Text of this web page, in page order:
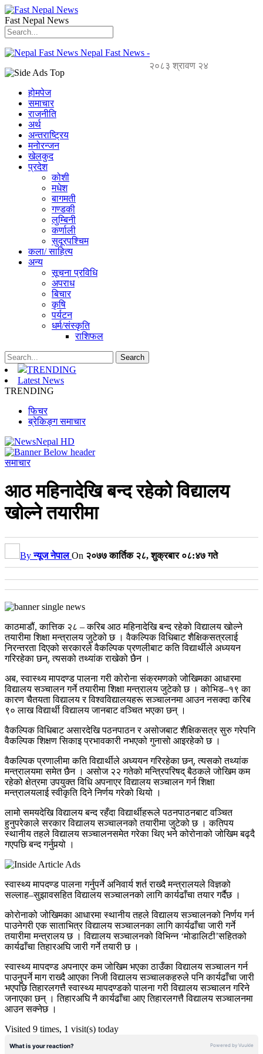
Fast Nepal News
Nepal Fast News -
२०८३ श्रावण २४
होमपेज
समाचार
राजनीति
अर्थ
अन्तराष्ट्रिय
मनोरन्जन
खेलकुद
प्रदेश
कोशी
मधेश
बागमती
गण्डकी
लुम्बिनी
कर्णाली
सुदूरपश्चिम
कला/ साहित्य
अन्य
सूचना प्रविधि
अपराध
बिचार
कृषि
पर्यटन
धर्म/संस्कृति
राशिफल
TRENDING
Latest News
TRENDING
फिचर
ब्रेकिङ्ग समाचार
समाचार
आठ महिनादेखि बन्द रहेको विद्यालय
खोल्ने तयारीमा
Byन्यूज नेपाल On २०७७ कार्तिक २८, शुक्रबार ०८:४७ गते
काठमाडौं, कात्तिक २८ – करिब आठ महिनादेखि बन्द रहेको विद्यालय खोल्ने
तयारीमा शिक्षा मन्त्रालय जुटेको छ । वैकल्पिक विधिबाट शैक्षिकसत्रलाई
निरन्तरता दिएको सरकारले वैकल्पिक प्रणलीबाट कति विद्यार्थीले अध्ययन
गरिरहेका छन्, त्यसको तथ्यांक राखेको छैन ।
अब, स्वास्थ्य मापदण्ड पालना गरी कोरोना संक्रमणको जोखिमका आधारमा
विद्यालय सञ्चालन गर्ने तयारीमा शिक्षा मन्त्रालय जुटेको छ । कोभिड–१९ का
कारण चैतयता विद्यालय र विश्वविद्यालयहरू सञ्चालनमा आउन नसक्दा करिब
९० लाख विद्यार्थी विद्यालय जानबाट वञ्चित भएका छन् ।
वैकल्पिक विधिबाट असारदेखि पठनपाठन र असोजबाट शैक्षिकसत्र सुरु गरेपनि
वैकल्पिक शिक्षण सिकाइ प्रभावकारी नभएको गुनासो आइरहेको छ ।
वैकल्पिक प्रणालीमा कति विद्यार्थीले अध्ययन गरिरहेका छन्, त्यसको तथ्यांक
मन्त्रालयमा समेत छैन । असोज २२ गतेको मन्त्रिपरिषद् बैठकले जोखिम कम
रहेको क्षेत्रमा उपयुक्त विधि अपनाएर विद्यालय सञ्चालन गर्न शिक्षा
मन्त्रालयलाई स्वीकृति दिने निर्णय गरेको थियो ।
लामो समयदेखि विद्यालय बन्द रहँदा विद्यार्थीहरूले पठनपाठनबाट वञ्चित
हुनुपरेकाले सरकार विद्यालय सञ्चालनको तयारीमा जुटेको छ । कतिपय
स्थानीय तहले विद्यालय सञ्चालनसमेत गरेका थिए भने कोरोनाको जोखिम बढ्दै
गएपछि बन्द गर्नुपर्‍यो ।
स्वास्थ्य मापदण्ड पालना गर्नुपर्ने अनिवार्य शर्त राख्दै मन्त्रालयले विज्ञको
सल्लाह–सुझावसहित विद्यालय सञ्चालनको लागि कार्यढाँचा तयार गर्दैछ ।
कोरोनाको जोखिमका आधारमा स्थानीय तहले विद्यालय सञ्चालनको निर्णय गर्न
पाउनेगरी एक साताभित्र विद्यालय सञ्चालनका लागि कार्यढाँचा जारी गर्ने
तयारीमा मन्त्रालय छ । विद्यालय सञ्चालनको विभिन्न ‘मोडालिटी’सहितको
कार्यढाँचा तिहारअघि जारी गर्ने तयारी छ ।
स्वास्थ्य मापदण्ड अपनाएर कम जोखिम भएका ठाउँका विद्यालय सञ्चालन गर्न
पाउनुपर्ने माग राख्दै आएका निजी विद्यालय सञ्चालकहरुले पनि कार्यढाँचा जारी
भएपछि तिहारलगत्तै स्वास्थ्य मापदण्डको पालना गरी विद्यालय सञ्चालन गरिने
जनाएका छन् । तिहारअघि नै कार्यढाँचा आए तिहारलगत्तै विद्यालय सञ्चालनमा
आउन सक्नेछ ।
Visited 9 times, 1 visit(s) today